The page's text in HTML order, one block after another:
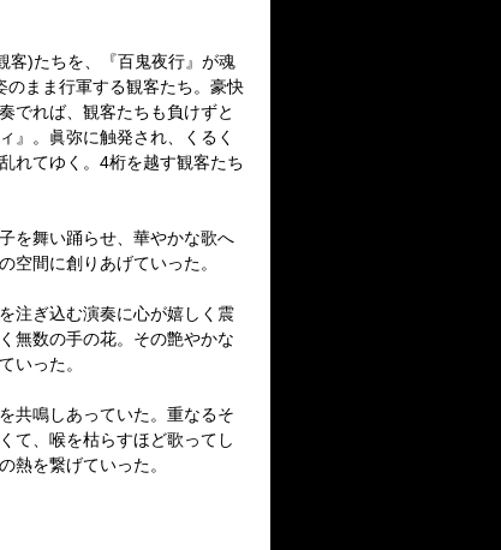
客)たちを、『百鬼夜行』が魂
まま行軍する観客たち。豪快
でれば、観客たちも負けずと
』。眞弥に触発され、くるく
れてゆく。4桁を越す観客たち
を舞い踊らせ、華やかな歌へ
空間に創りあげていった。
注ぎ込む演奏に心が嬉しく震
無数の手の花。その艶やかな
いった。
共鳴しあっていた。重なるそ
て、喉を枯らすほど歌ってし
熱を繋げていった。